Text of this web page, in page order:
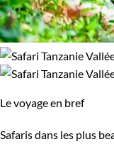
Le voyage en bref
Safaris dans les plus